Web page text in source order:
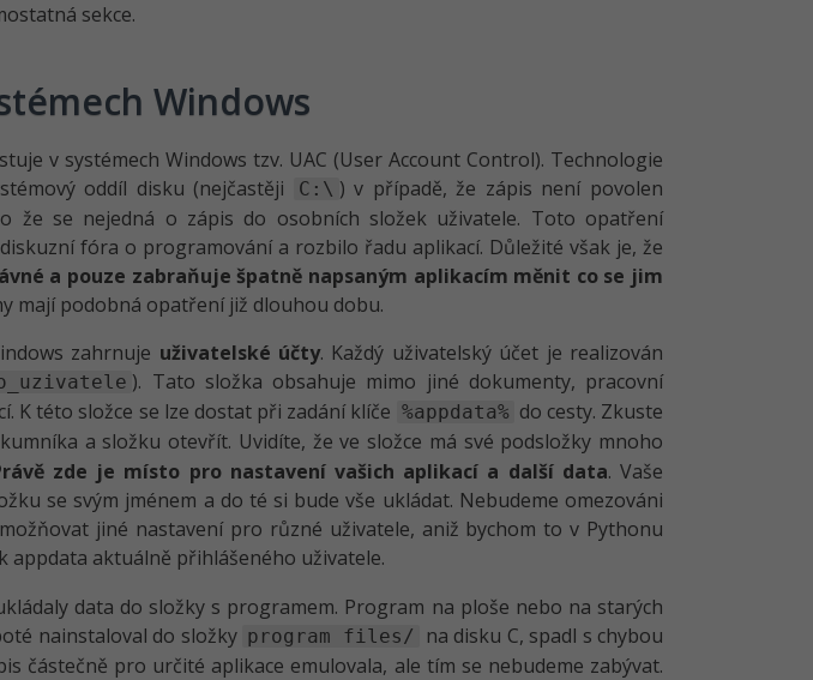
sekce.
Windows
v systémech Windows tzv. UAC (User Account Control). Technologie
oddíl disku (nejčastěji
C:\ ) v případě, že zápis není povolen
že se nejedná o zápis do osobních složek uživatele. Toto opatření
fóra o programování a rozbilo řadu aplikací. Důležité však je, že
a pouze zabraňuje špatně napsaným aplikacím měnit co se jim
mají podobná opatření již dlouhou dobu.
zahrnuje uživatelské účty. Každý uživatelský účet je realizován
). Tato složka obsahuje mimo jiné dokumenty, pracovní
K této složce se lze dostat při zadání klíče %appdata% do cesty. Zkuste
a složku otevřít. Uvidíte, že ve složce má své podsložky mnoho
zde je místo pro nastavení vašich aplikací a další data. Vaše
se svým jménem a do té si bude vše ukládat. Nebudeme omezováni
jiné nastavení pro různé uživatele, aniž bychom to v Pythonu
appdata aktuálně přihlášeného uživatele.
data do složky s programem. Program na ploše nebo na starých
nainstaloval do složky program files/
na disku C, spadl s chybou
částečně pro určité aplikace emulovala, ale tím se nebudeme zabývat.